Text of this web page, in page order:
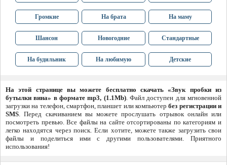
Громкие На брата На маму
Шансон Новогодние Стандартные
На будильник На любимую Детские
На этой странице вы можете бесплатно скачать «Звук пробки из
бутылки вина» в формате mp3, (1.1Mb). Файл доступен для мгновенной
загрузки на телефон, смартфон, планшет или компьютербез регистрации и
SMS. Перед скачиванием вы можете прослушать отрывок онлайн или
посмотреть превью. Все файлы на сайте отсортированы по категориям и
легко находятся через поиск. Если хотите, можете также загрузить свои
файлы и поделиться ими с другими пользователями. Приятного
использования!